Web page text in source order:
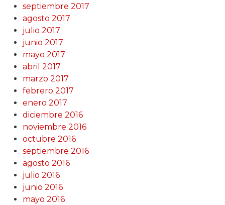
septiembre 2017
agosto 2017
julio 2017
junio 2017
mayo 2017
abril 2017
marzo 2017
febrero 2017
enero 2017
diciembre 2016
noviembre 2016
octubre 2016
septiembre 2016
agosto 2016
julio 2016
junio 2016
mayo 2016